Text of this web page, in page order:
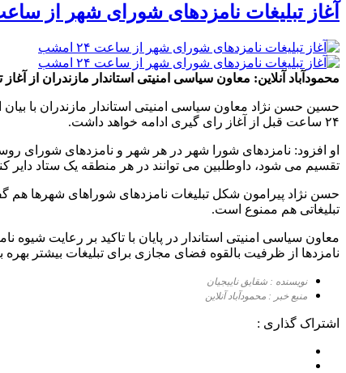
آغاز تبلیغات نامزدهای شورای شهر از ساعت ۲۴
محمودآباد آنلاین: معاون سیاسی امنیتی استاندار مازندران از
حسین حسن نژاد معاون سیاسی امنیتی استاندار مازندران با
۲۴ ساعت قبل از آغاز رای گیری ادامه خواهد داشت.
او افزود: نامزدهای شورا شهر در هر شهر و نامزدهای شورای
تقسیم می شود، داوطلبین می توانند در هر منطقه یک ستاد دایر
تبلیغاتی هم ممنوع است.
معاون سیاسی امنیتی استاندار در پایان با تاکید بر رعایت
نامزدها از ظرفیت بالقوه فضای مجازی برای تبلیغات بیشتر
نویسنده : شقایق ناییجیان
منبع خبر : محمودآباد آنلاین
اشتراک گذاری :